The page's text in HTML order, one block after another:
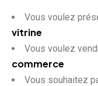
Vous voulez
vitrine
Vous voulez
commerce
Vous souhaitez